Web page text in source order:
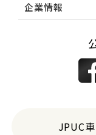
企業情報
JPUC